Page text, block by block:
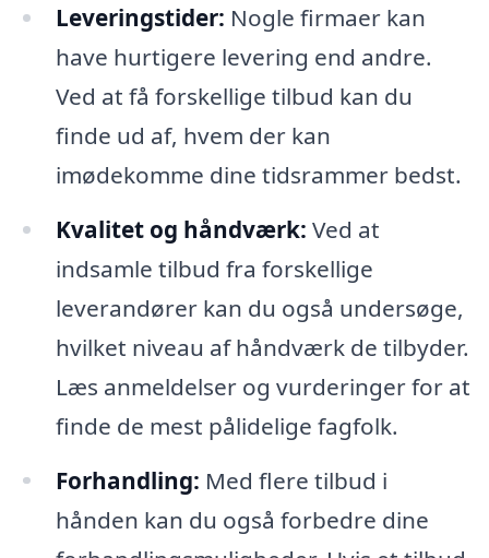
Leveringstider: Nogle firmaer kan
have hurtigere levering end andre.
Ved at få forskellige tilbud kan du
finde ud af, hvem der kan
imødekomme dine tidsrammer bedst.
Kvalitet og håndværk: Ved at
indsamle tilbud fra forskellige
leverandører kan du også undersøge,
hvilket niveau af håndværk de tilbyder.
Læs anmeldelser og vurderinger for at
finde de mest pålidelige fagfolk.
Forhandling: Med flere tilbud i
hånden kan du også forbedre dine